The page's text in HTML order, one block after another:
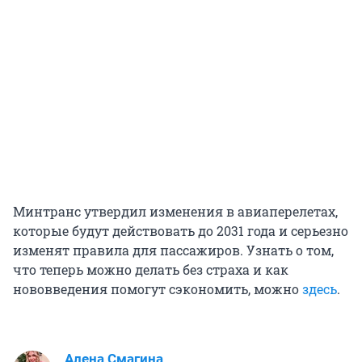
Минтранс утвердил изменения в авиаперелетах,
которые будут действовать до 2031 года и серьезно
изменят правила для пассажиров. Узнать о том,
что теперь можно делать без страха и как
нововведения помогут сэкономить, можноздесь.